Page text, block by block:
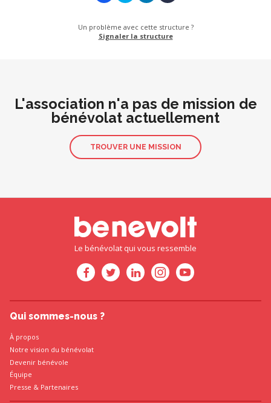
Un problème avec cette structure ?
Signaler la structure
L'association n'a pas de mission de
bénévolat actuellement
TROUVER UNE MISSION
Le bénévolat qui vous ressemble
Qui sommes-nous ?
À propos
Notre vision du bénévolat
Devenir bénévole
Équipe
Presse & Partenaires